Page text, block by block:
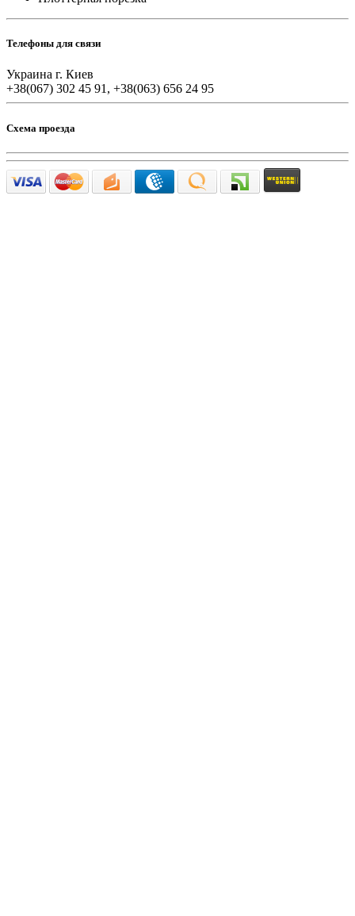
Телефоны для связи
Украина г. Киев
+38(067) 302 45 91, +38(063) 656 24 95
Схема проезда